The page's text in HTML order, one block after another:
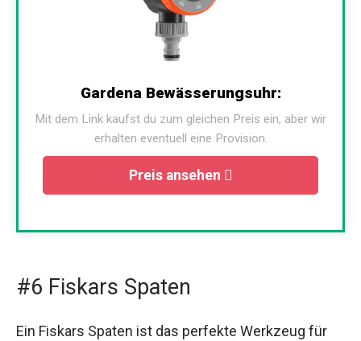
Gardena Bewässerungsuhr:
Mit dem Link kaufst du zum gleichen Preis ein, aber wir
erhalten eventuell eine Provision.
Preis ansehen
#6 Fiskars Spaten
Ein Fiskars Spaten ist das perfekte Werkzeug für